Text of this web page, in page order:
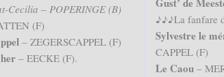
Cecilia – POPERINGE (B)
(F)
– ZEGERSCAPPEL (F)
– EECKE (F).
♪♪♪La fanfare
Sylvestre le
CAPPEL (F)
Le Caou–